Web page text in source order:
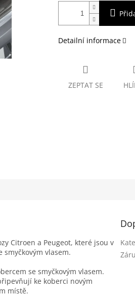
Detailní informace
ZEPTAT SE
Citroen a Peugeot, které jsou v
smyčkovým vlasem.
se smyčkovým vlasem.
ke koberci novým
místě.